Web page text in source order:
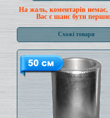
На жаль, коментарів немає,
Вас є шанс бути
Схожі товари